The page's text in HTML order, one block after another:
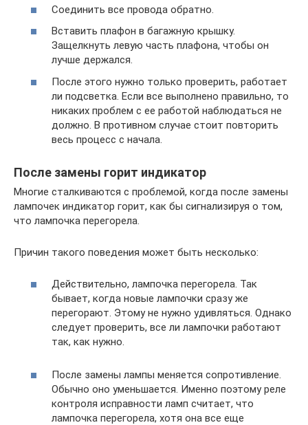
Соединить все провода обратно.
Вставить плафон в багажную крышку.
Защелкнуть левую часть плафона, чтобы он
лучше держался.
После этого нужно только проверить, работает
ли подсветка. Если все выполнено правильно, то
никаких проблем с ее работой наблюдаться не
должно. В противном случае стоит повторить
весь процесс с начала.
После замены горит индикатор
Многие сталкиваются с проблемой, когда после замены
лампочек индикатор горит, как бы сигнализируя о том,
что лампочка перегорела.
Причин такого поведения может быть несколько:
Действительно, лампочка перегорела. Так
бывает, когда новые лампочки сразу же
перегорают. Этому не нужно удивляться. Однако
следует проверить, все ли лампочки работают
так, как нужно.
После замены лампы меняется сопротивление.
Обычно оно уменьшается. Именно поэтому реле
контроля исправности ламп считает, что
лампочка перегорела, хотя она все еще